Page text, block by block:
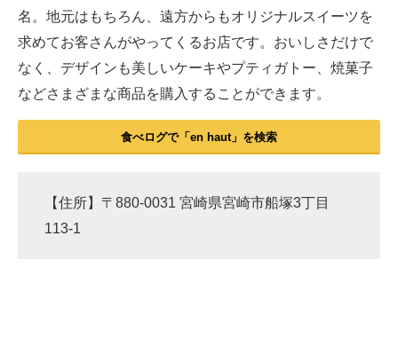
名。地元はもちろん、遠方からもオリジナルスイーツを
求めてお客さんがやってくるお店です。おいしさだけで
なく、デザインも美しいケーキやプティガトー、焼菓子
などさまざまな商品を購入することができます。
食べログで「en haut」を検索
【住所】〒880-0031 宮崎県宮崎市船塚3丁目
113-1